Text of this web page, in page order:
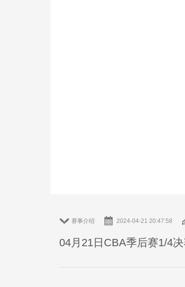
赛事介绍 2024-04-21 20:47:58
04月21日CBA季后赛1/4